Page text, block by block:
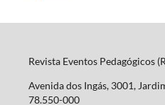
Revista Eventos Pedagógicos
Avenida dos Ingás, 3001,
78.550-000